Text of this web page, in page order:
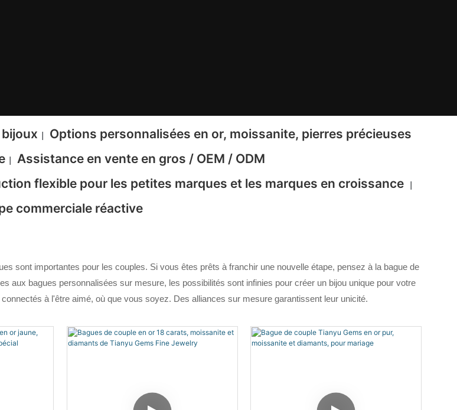
Options personnalisées en or, moissanite, pierres précieuses
Assistance en vente en gros / OEM / ODM
flexible pour les petites marques et les marques en croissance
commerciale réactive
sont importantes pour les couples. Si vous êtes prêts à franchir une nouvelle étape, pensez à la bague de
aux bagues personnalisées sur mesure, les possibilités sont infinies pour créer un bijou unique pour votre
à l'être aimé, où que vous soyez. Des alliances sur mesure garantissent leur unicité.